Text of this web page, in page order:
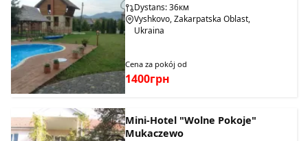
Dystans: 36км
Vyshkovo, Zakarpatska Oblast,
Ukraina
Cena za pokój od
1400грн
Mini-Hotel "Wolne Pokoje"
Mukaczewo